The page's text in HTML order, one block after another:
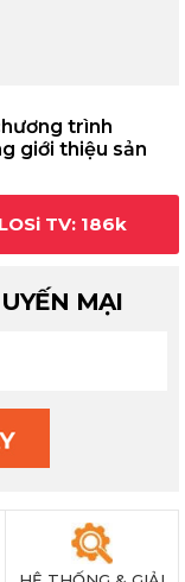
trình
giới thiệu sản
LOSi TV: 186k
MẠI